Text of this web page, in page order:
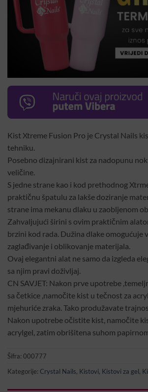
Kist Xtreme Fusion Pro je Crystal Nails
tehniku.
Posebno dizajnirani kist za nadopunu
veličine.
S jedne strane kao i kod prethodnog
praktičnu špatulu za lakše doziranje
strane ima mekanu dlaku u zaobljenom
Zahvaljujući širini s ovim praktičnim
brzini kod rada. Dužina dlake omogućuje
zaglađivanje i oblikovanje materijala.
Ovaj elegantni alat ne samo da izgleda
sa njim pravi doživljaj.
CN SAVJET: Nakon prve upotrebe
sa četkice ,namočite kist u tečnost za
mjehuriće zraka. Tako produžavate
Nakon upotrebe očistite kist, namočite
acrylgel, zatim obrišitena suhom
Šifra: 000777
Kategorije: Crystal Nails, Kistovi, Kistovi za gel,